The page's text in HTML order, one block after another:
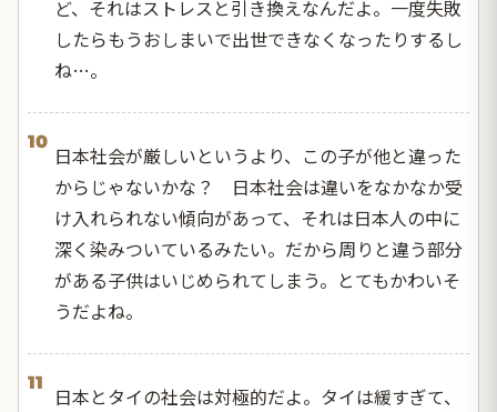
ど、それはストレスと引き換えなんだよ。一度失敗
したらもうおしまいで出世できなくなったりするし
ね…。
10
日本社会が厳しいというより、この子が他と違った
からじゃないかな？ 日本社会は違いをなかなか受
け入れられない傾向があって、それは日本人の中に
深く染みついているみたい。だから周りと違う部分
がある子供はいじめられてしまう。とてもかわいそ
うだよね。
11
日本とタイの社会は対極的だよ。タイは緩すぎて、